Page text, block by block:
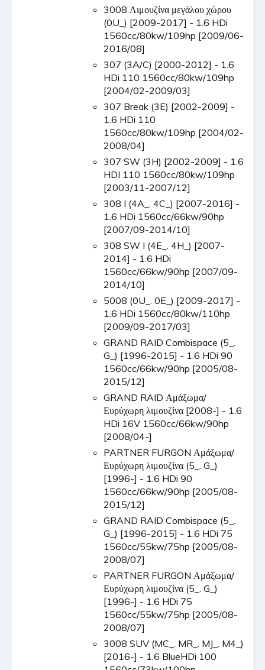
3008 Λιμουζίνα μεγάλου χώρου
(0U_) [2009-2017] - 1.6 HDi
1560cc/80kw/109hp [2009/06-
2016/08]
307 (3A/C) [2000-2012] - 1.6
HDi 110 1560cc/80kw/109hp
[2004/02-2009/03]
307 Break (3E) [2002-2009] -
1.6 HDi 110
1560cc/80kw/109hp [2004/02-
2008/04]
307 SW (3H) [2002-2009] - 1.6
HDI 110 1560cc/80kw/109hp
[2003/11-2007/12]
308 I (4A_. 4C_) [2007-2016] -
1.6 HDi 1560cc/66kw/90hp
[2007/09-2014/10]
308 SW I (4E_. 4H_) [2007-
2014] - 1.6 HDi
1560cc/66kw/90hp [2007/09-
2014/10]
5008 (0U_. 0E_) [2009-2017] -
1.6 HDi 1560cc/80kw/110hp
[2009/09-2017/03]
GRAND RAID Combispace (5_.
G_) [1996-2015] - 1.6 HDi 90
1560cc/66kw/90hp [2005/08-
2015/12]
GRAND RAID Αμάξωμα/
Ευρύχωρη λιμουζίνα [2008-] - 1.6
HDi 16V 1560cc/66kw/90hp
[2008/04-]
PARTNER FURGON Αμάξωμα/
Ευρύχωρη λιμουζίνα (5_. G_)
[1996-] - 1.6 HDi 90
1560cc/66kw/90hp [2005/08-
2015/12]
GRAND RAID Combispace (5_.
G_) [1996-2015] - 1.6 HDi 75
1560cc/55kw/75hp [2005/08-
2008/07]
PARTNER FURGON Αμάξωμα/
Ευρύχωρη λιμουζίνα (5_. G_)
[1996-] - 1.6 HDi 75
1560cc/55kw/75hp [2005/08-
2008/07]
3008 SUV (MC_. MR_. MJ_. M4_)
[2016-] - 1.6 BlueHDi 100